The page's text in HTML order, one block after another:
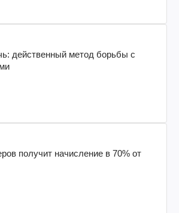
действенный метод борьбы с
получит начисление в 70% от